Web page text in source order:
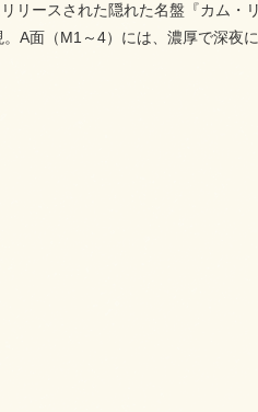
リースされた隠れた名盤『カム・
A面（M1～4）には、濃厚で深夜